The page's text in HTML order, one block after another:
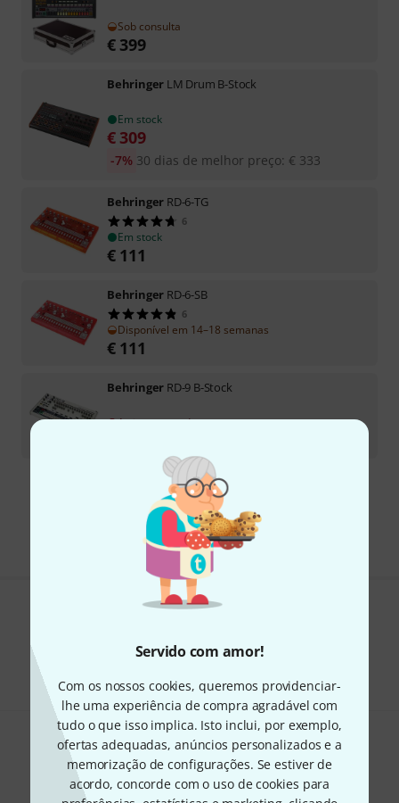
Servido com amor!
Com os nossos cookies, queremos providenciar-
lhe uma experiência de compra agradável com
tudo o que isso implica. Isto inclui, por exemplo,
ofertas adequadas, anúncios personalizados e a
memorização de configurações. Se estiver de
acordo, concorde com o uso de cookies para
Sob consulta
€ 399
Behringer LM Drum B-Stock
Em stock
€ 309
30 dias de melhor preço: € 333
-7%
Behringer RD-6-TG
6
Em stock
€ 111
Behringer RD-6-SB
6
Disponível em 14–18 semanas
€ 111
Behringer RD-9 B-Stock
Artigo esgotado
Frete grátis a partir de € 199
Todos os preços incl. IVA
Partilhar Ajuda e feedback